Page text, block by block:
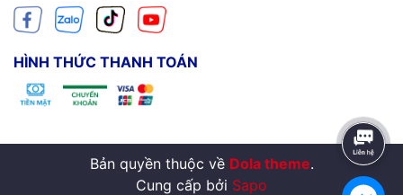
HÌNH THỨC THANH TOÁN
Bản quyền thuộc về Dola theme.
Cung cấp bởi Sapo